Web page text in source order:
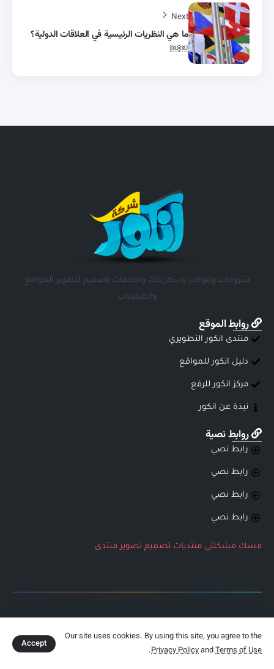
Next
ما هي النظريات الرئيسية في العلاقات الدولية؟
￼￼
شروحات وقوالب وسكربتات وملحقات تصميم لتطوير المواقع
والمنتديات
روابط الموقع
منتدى انكور التطويري
دليل انكور للمواقع
مركز انكور للرفع
نبذة عن انكور
روابط نصية
رابط نصي
رابط نصي
رابط نصي
رابط نصي
مسك مشكلتي منتديات تصميم تصوير منتدى
Our site uses cookies. By using this site, you agree to the
Privacy PolicyandTerms of Use
.
Accept